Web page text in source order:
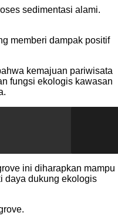
sedimentasi alami.
memberi dampak positif
kemajuan pariwisata
fungsi ekologis kawasan
ini diharapkan mampu
daya dukung ekologis